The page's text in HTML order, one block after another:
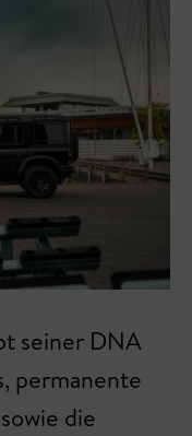
seiner DNA
permanente
die